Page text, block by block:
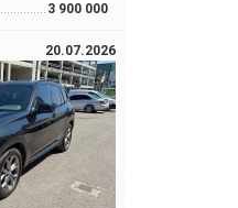
3 900 000
20.07.2026